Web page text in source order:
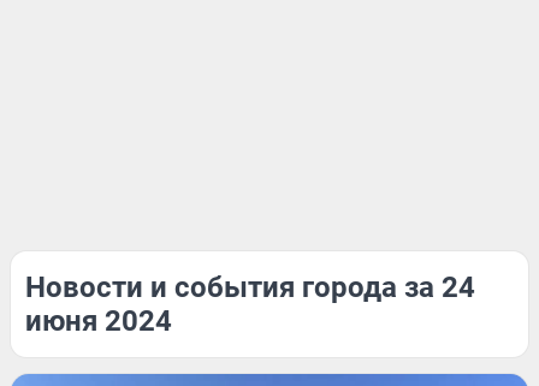
Новости и события города за 24
июня 2024